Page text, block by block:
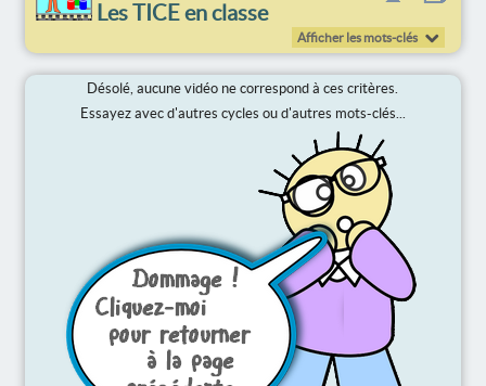
Les TICE en classe
Afficher les mots-clés
Désolé, aucune vidéo ne correspond à ces critères.
Essayez avec d'autres cycles ou d'autres mots-clés...